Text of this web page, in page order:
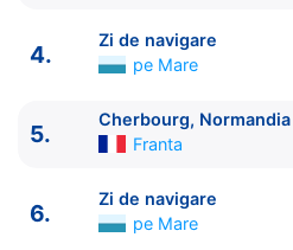
Ziua | Portul | Sosire - Plecare
4.
Zi de navigare
pe Mare
5.
Cherbourg, Normandia
Franta
6.
Zi de navigare
pe Mare